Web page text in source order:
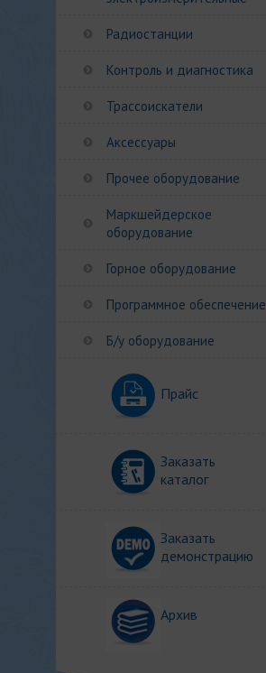
Радиостанции
Контроль и диагностика
Трассоискатели
Аксессуары
Прочее оборудование
Маркшейдерское
оборудование
Горное оборудование
Программное обеспечение
Б/у оборудование
Прайс
Заказать
каталог
Заказать
демонстрацию
Архив